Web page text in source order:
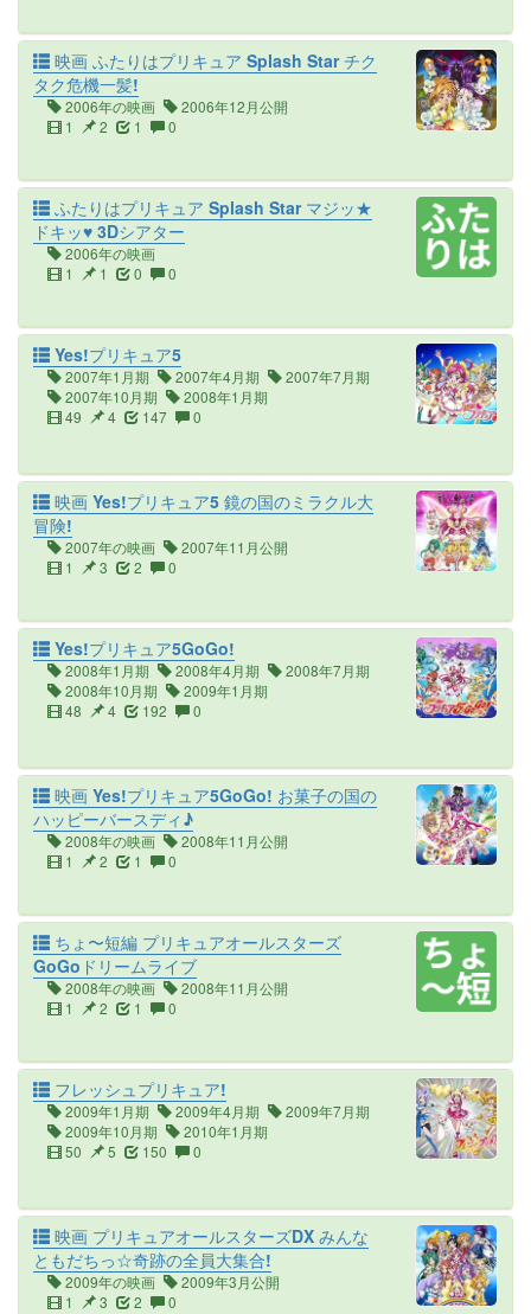
映画 ふたりはプリキュア Splash Star チク
タク危機一髪!
2006年の映画
2006年12月公開
1
2 1 0
ふたりはプリキュア Splash Star マジッ★
ドキッ♥ 3Dシアター
2006年の映画
1
1 0 0
Yes!プリキュア5
2007年1月期 2007年4月期
2007年7月期
2007年10月期
2008年1月期
49
4 147 0
映画 Yes!プリキュア5 鏡の国のミラクル大
冒険!
2007年の映画
2007年11月公開
1
3 2 0
Yes!プリキュア5GoGo!
2008年1月期 2008年4月期
2008年7月期
2008年10月期
2009年1月期
48
4 192 0
映画 Yes!プリキュア5GoGo! お菓子の国の
ハッピーバースディ♪
2008年の映画
2008年11月公開
1
2 1 0
ちょ〜短編 プリキュアオールスターズ
GoGoドリームライブ
2008年の映画
2008年11月公開
1
2 1 0
フレッシュプリキュア!
2009年1月期 2009年4月期
2009年7月期
2009年10月期
2010年1月期
50
5 150 0
映画 プリキュアオールスターズDX みんな
ともだちっ☆奇跡の全員大集合!
2009年の映画
2009年3月公開
1
3 2 0